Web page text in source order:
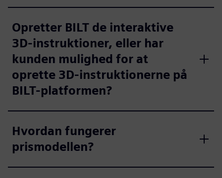
Opretter BILT de interaktive
3D-instruktioner, eller har
kunden mulighed for at
oprette 3D-instruktionerne på
BILT-platformen?
Hvordan fungerer
prismodellen?